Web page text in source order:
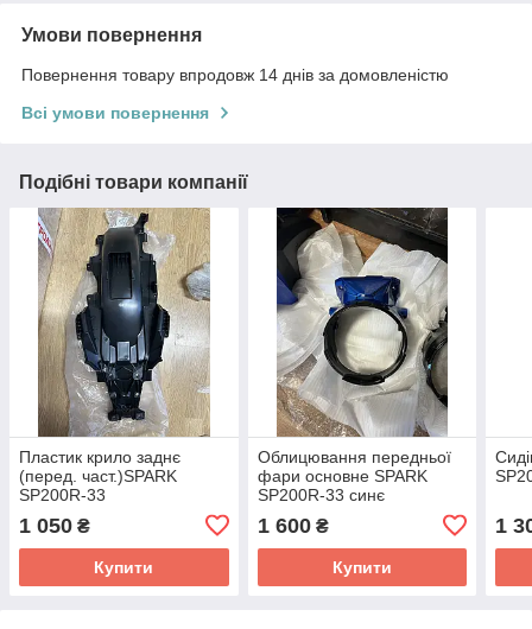
Умови повернення
Повернення товару впродовж 14 днів за домовленістю
Всі умови повернення
Подібні товари компанії
Пластик крило заднє
(перед. част.)SPARK
SP200R-33
1 050 ₴
Купити
Облицювання передньої
фари основне SPARK
SP200R-33 синє
1 600₴
Купити
1